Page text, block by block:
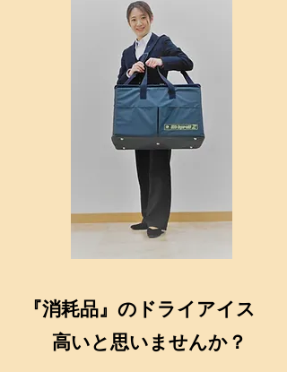
​『消耗品』のドライアイス
高いと思いませんか？